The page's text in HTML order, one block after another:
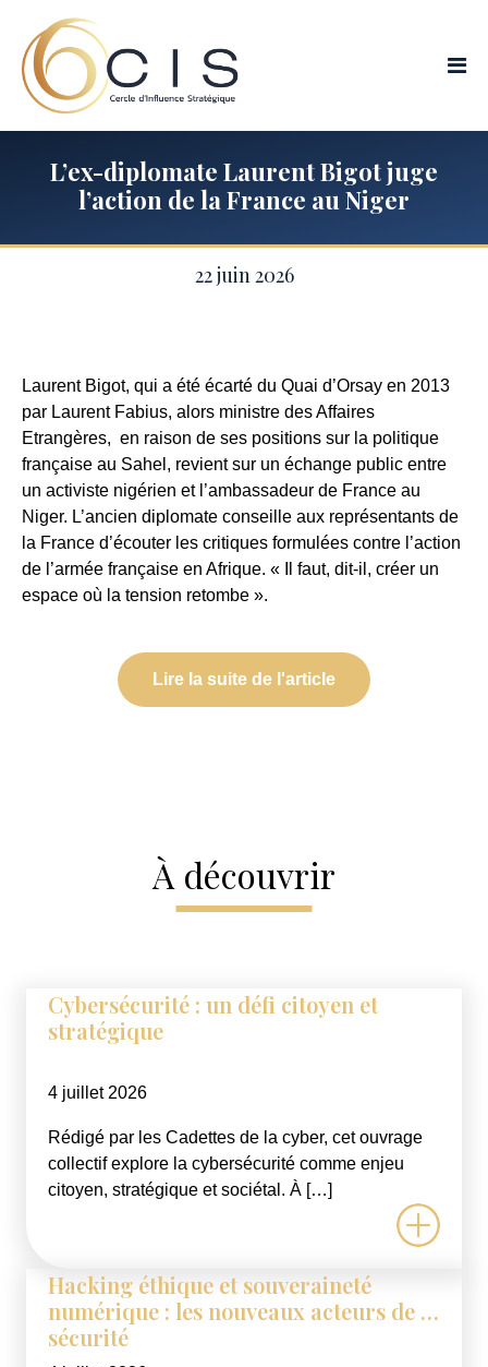
contenu
:
L’ex-diplomate Laurent Bigot juge
l’action de la France au Niger
22 juin 2026
Laurent Bigot, qui a été écarté du Quai d’Orsay en 2013
par Laurent Fabius, alors ministre des Affaires
Etrangères, en raison de ses positions sur la politique
française au Sahel, revient sur un échange public entre
un activiste nigérien et l’ambassadeur de France au
Niger. L’ancien diplomate conseille aux représentants de
la France d’écouter les critiques formulées contre l’action
de l’armée française en Afrique. « Il faut, dit-il, créer un
espace où la tension retombe ».
Lire la suite de l'article
À découvrir
Cybersécurité : un défi citoyen et
stratégique
4 juillet 2026
Rédigé par les Cadettes de la cyber, cet ouvrage
collectif explore la cybersécurité comme enjeu
citoyen, stratégique et sociétal. À […]
Hacking éthique et souveraineté
numérique : les nouveaux acteurs de la
sécurité